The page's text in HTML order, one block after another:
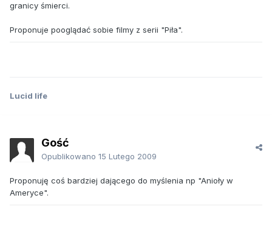
granicy śmierci.
Proponuje pooglądać sobie filmy z serii "Piła".
Lucid life
Gość
Opublikowano 15 Lutego 2009
Proponuję coś bardziej dającego do myślenia np "Anioły w
Ameryce".